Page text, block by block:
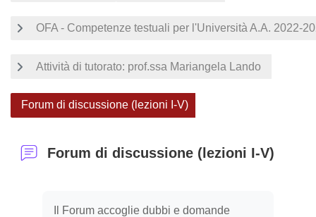
OFA - Competenze testuali per l'Università A.A. 2022-
Attività di tutorato: prof.ssa Mariangela Lando
Forum di discussione (lezioni I-V)
Forum di discussione (lezioni I-V)
Il Forum accoglie dubbi e domande